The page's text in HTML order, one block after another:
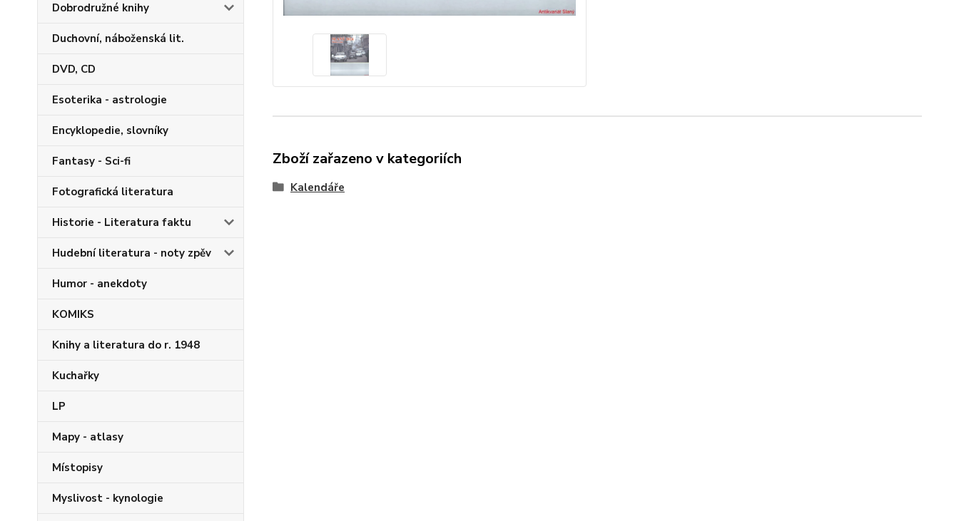
Dobrodružné knihy
Duchovní, náboženská lit.
DVD, CD
Esoterika - astrologie
Encyklopedie, slovníky
Fantasy - Sci-fi
Fotografická literatura
Historie - Literatura faktu
Hudební literatura - noty zpěv
Humor - anekdoty
KOMIKS
Knihy a literatura do r. 1948
Kuchařky
LP
Mapy - atlasy
Místopisy
Myslivost - kynologie
Zboží zařazeno v kategoriích
Kalendáře